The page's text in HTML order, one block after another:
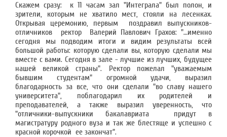
Скажем сразу: к 11 часам зал "Интеграла" был полон, и
зрители, которым не хватило мест, стояли на лесенках.
Открывая церемонию, первым поздравил выпускников-
отличников ректор Валерий Павлович Грахов: "…именно
сегодня мы подводим итоги и видим результаты всей
большой работы: которую сделали вы, которую сделали мы
вместе с вами. Сегодня в зале - лучшие из лучших, будущее
нашей великой страны". Ректор пожелал "уважаемым
бывшим студентам" огромной удачи, выразил
благодарность за все, что они сделали "во славу нашего
университета", поблагодарил их родителей и
преподавателей, а также выразил уверенность, что
"отличники-выпускники бакалавриата придут в
магистратуру родного вуза и так же блестяще и успешно с
красной корочкой ее закончат".